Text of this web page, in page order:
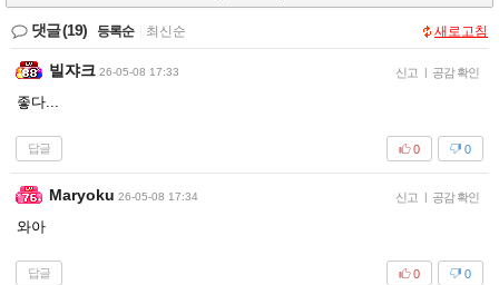
댓글(19) 등록순 최신순 새로고침
빌쟈크 26-05-08 17:33 신고 | 공감 확인
좋다...
답글 0
0
Maryoku 26-05-08 17:34 신고 | 공감 확인
와아
답글 0
0